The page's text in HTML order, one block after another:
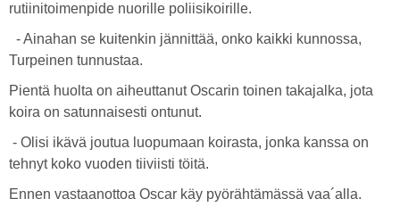
rutiinitoimenpide nuorille poliisikoirille.
- Ainahan se kuitenkin jännittää, onko kaikki kunnossa,
Turpeinen tunnustaa.
Pientä huolta on aiheuttanut Oscarin toinen takajalka, jota
koira on satunnaisesti ontunut.
- Olisi ikävä joutua luopumaan koirasta, jonka kanssa on
tehnyt koko vuoden tiiviisti töitä.
Ennen vastaanottoa Oscar käy pyörähtämässä vaa´alla.